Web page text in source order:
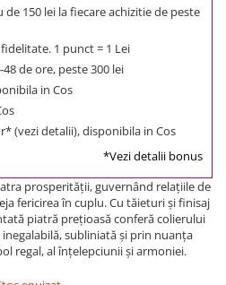
de 150 lei la fiecare achizitie de peste
1 punct = 1 Lei
48 de ore, peste 300 lei
in Cos
(vezi detalii), disponibila in Cos
*Vezi detalii bonus
prosperităţii, guvernând relaţiile de
fericirea în cuplu. Cu tăieturi şi finisaj
piatră preţioasă conferă colierului
subliniată şi prin nuanţa
regal, al înţelepciunii şi armoniei.